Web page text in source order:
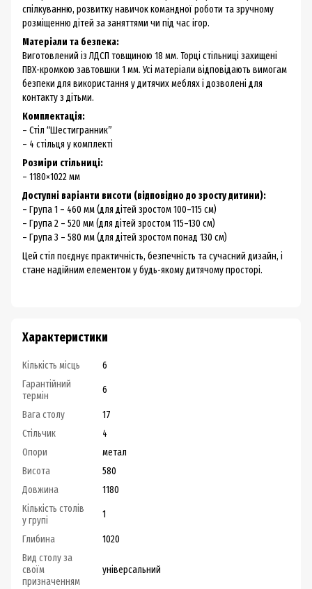
спілкуванню, розвитку навичок командної роботи та зручному
розміщенню дітей за заняттями чи під час ігор.
Матеріали та безпека:
Виготовлений із ЛДСП товщиною 18 мм. Торці стільниці захищені
ПВХ-кромкою завтовшки 1 мм. Усі матеріали відповідають вимогам
безпеки для використання у дитячих меблях і дозволені для
контакту з дітьми.
Комплектація:
– Стіл “Шестигранник”
– 4 стільця у комплекті
Розміри стільниці:
– 1180×1022 мм
Доступні варіанти висоти (відповідно до зросту дитини):
– Група 1 – 460 мм (для дітей зростом 100–115 см)
– Група 2 – 520 мм (для дітей зростом 115–130 см)
– Група 3 – 580 мм (для дітей зростом понад 130 см)
Цей стіл поєднує практичність, безпечність та сучасний дизайн, і
стане надійним елементом у будь-якому дитячому просторі.
Характеристики
Кількість місць
6
Гарантійний
термін
6
Вага столу
17
Стільчик
4
Опори
метал
Висота
580
Довжина
1180
Кількість столів
у групі
1
Глибина
1020
Вид столу за
своїм
призначенням
універсальний